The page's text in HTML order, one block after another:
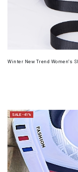
Winter New Trend Women's
SALE -41%